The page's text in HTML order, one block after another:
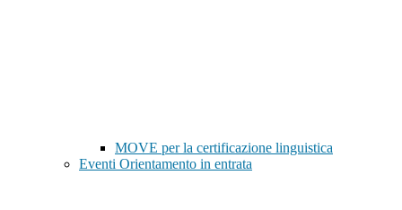
MOVE per la certificazione linguistica
Eventi Orientamento in entrata